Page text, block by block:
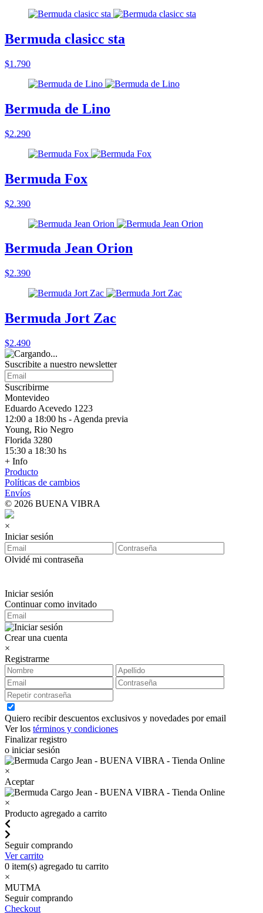
Bermuda clasicc sta
$1.790
Bermuda de Lino
$2.290
Bermuda Fox
$2.390
Bermuda Jean Orion
$2.390
Bermuda Jort Zac
$2.490
Suscribite a nuestro newsletter
Suscribirme
Montevideo
Eduardo Acevedo 1223
12:00 a 18:00 hs - Agenda previa
Young, Rio Negro
Florida 3280
15:30 a 18:30 hs
+ Info
Producto
Políticas de cambios
Envíos
© 2026 BUENA VIBRA
×
Iniciar sesión
Olvidé mi contraseña
Iniciar sesión
Continuar como invitado
Crear una cuenta
×
Registrarme
Quiero recibir descuentos exclusivos y novedades por email
Ver los términos y condiciones
Finalizar registro
o iniciar sesión
×
Aceptar
×
Producto agregado a carrito
Seguir comprando
Ver carrito
0 item(s) agregado tu carrito
×
MUTMA
Seguir comprando
Checkout